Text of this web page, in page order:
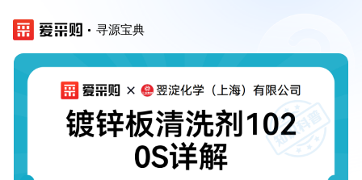
寻源宝典